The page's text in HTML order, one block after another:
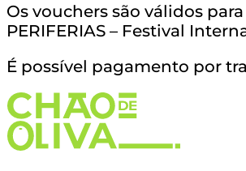
Os vouchers são válidos
PERIFERIAS – Festival
É possível pagamento por